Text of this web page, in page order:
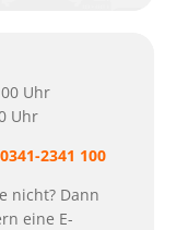
Uhr
Uhr
0341-2341 100
nicht? Dann
eine E-